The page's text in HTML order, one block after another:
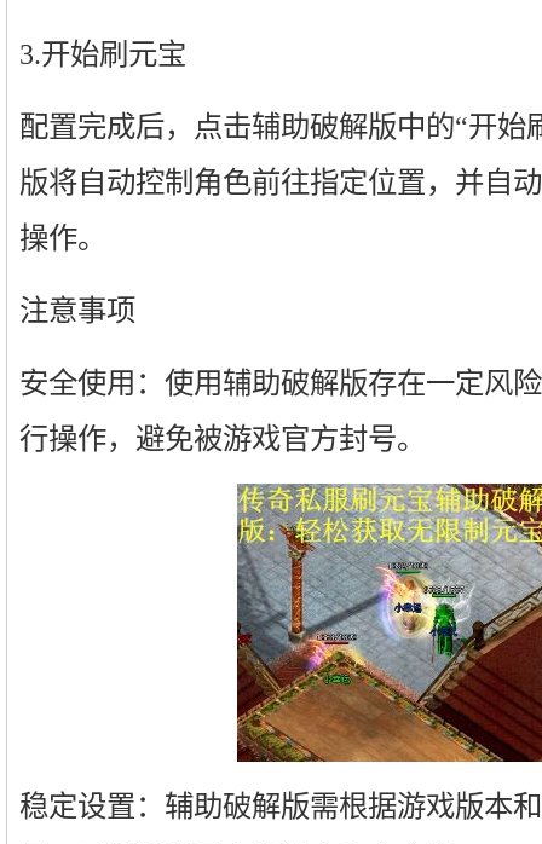
3.开始刷元宝
配置完成后，点击辅助破解版中的“开始
版将自动控制角色前往指定位置，并自
操作。
注意事项
安全使用：使用辅助破解版存在一定风
行操作，避免被游戏官方封号。
稳定设置：辅助破解版需根据游戏版本